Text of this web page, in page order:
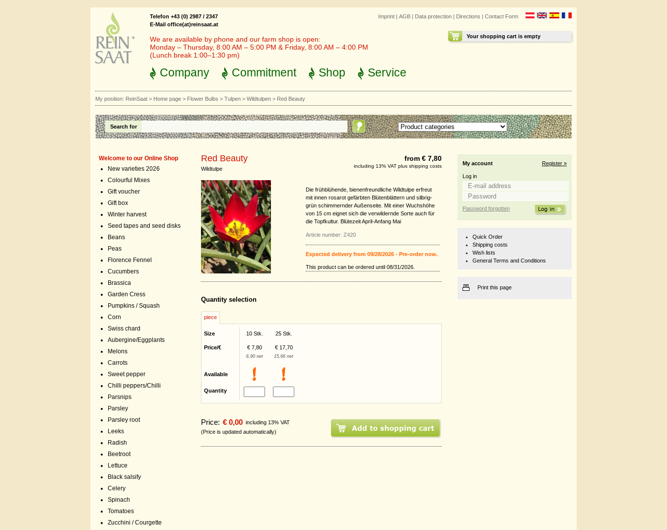
Imprint | AGB | Data protection | Directions | Contact Form
Your shopping cart is empty
Telefon +43 (0) 2987 / 2347
E-Mail office(at)reinsaat.at
We are available by phone and our farm shop is open:
Monday – Thursday, 8:00 AM – 5:00 PM & Friday, 8:00 AM – 4:00 PM
(Lunch break 1:00–1:30 pm)
Company Commitment Shop Service
My position: ReinSaat > Home page > Flower Bulbs > Tulpen > Wildtulpen > Red Beauty
Search for
Welcome to our Online Shop
New varieties 2026
Colourful Mixes
Gift voucher
Gift box
Winter harvest
Seed tapes and seed disks
Beans
Peas
Florence Fennel
Cucumbers
Brassica
Garden Cress
Pumpkins / Squash
Corn
Swiss chard
Aubergine/Eggplants
Melons
Carrots
Sweet pepper
Chilli peppers/Chilli
Parsnips
Parsley
Parsley root
Leeks
Radish
Beetroot
Lettuce
Black salsify
Celery
Spinach
Tomatoes
Zucchini / Courgette
Red Beauty
Wildtulpe
from € 7,80
including 13% VAT plus shipping costs
Die frühblühende, bienenfreundliche Wildtulpe erfreut
mit innen rosarot gefärbten Blütenblättern und silbrig-
grün schimmernder Außenseite. Mit einer Wuchshöhe
von 15 cm eignet sich die verwildernde Sorte auch für
die Topfkultur. Blütezeit April-Anfang Mai
Article number: Z420
Expected delivery from 09/28/2026 - Pre-order now.
This product can be ordered until 08/31/2026.
Quantity selection
piece
Size 10 Stk. 25 Stk.
Price/€ € 7,80 € 17,70
6,90 net 15,66 net
Available
Quantity
Price: € 0,00 including 13% VAT
(Price is updated automatically)
My account Register »
Log in
Password forgotten
Quick Order
Shipping costs
Wish lists
General Terms and Conditions
Print this page